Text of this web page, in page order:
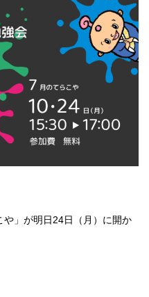
」が明日24日（月）に開か